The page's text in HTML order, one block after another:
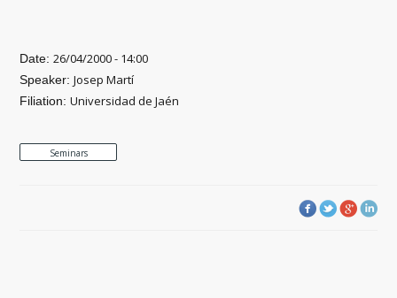
Date:26/04/2000 - 14:00
Speaker:Josep Martí
Filiation:Universidad de Jaén
Seminars